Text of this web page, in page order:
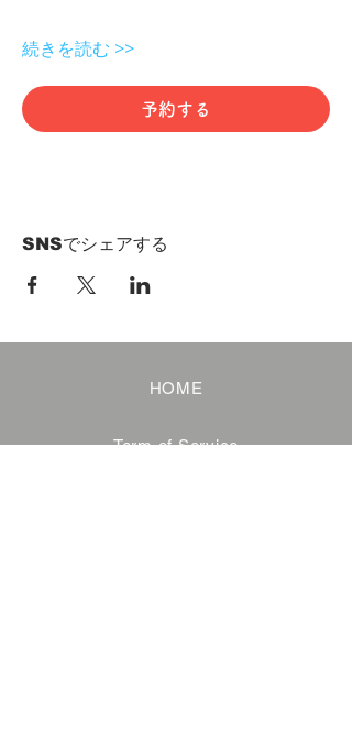
続きを読む >>
予約する
SNSでシェアする
HOME
Term of Service